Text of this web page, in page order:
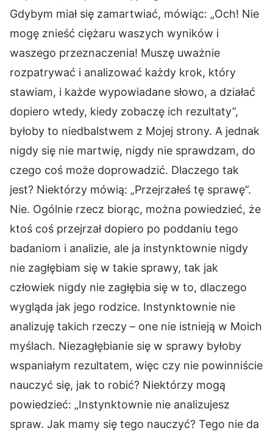
Gdybym miał się zamartwiać, mówiąc: „Och! Nie
mogę znieść ciężaru waszych wyników i
waszego przeznaczenia! Muszę uważnie
rozpatrywać i analizować każdy krok, który
stawiam, i każde wypowiadane słowo, a działać
dopiero wtedy, kiedy zobaczę ich rezultaty”,
byłoby to niedbalstwem z Mojej strony. A jednak
nigdy się nie martwię, nigdy nie sprawdzam, do
czego coś może doprowadzić. Dlaczego tak
jest? Niektórzy mówią: „Przejrzałeś tę sprawę”.
Nie. Ogólnie rzecz biorąc, można powiedzieć, że
ktoś coś przejrzał dopiero po poddaniu tego
badaniom i analizie, ale ja instynktownie nigdy
nie zagłębiam się w takie sprawy, tak jak
człowiek nigdy nie zagłębia się w to, dlaczego
wygląda jak jego rodzice. Instynktownie nie
analizuję takich rzeczy – one nie istnieją w Moich
myślach. Niezagłębianie się w sprawy byłoby
wspaniałym rezultatem, więc czy nie powinniście
nauczyć się, jak to robić? Niektórzy mogą
powiedzieć: „Instynktownie nie analizujesz
spraw. Jak mamy się tego nauczyć? Tego nie da